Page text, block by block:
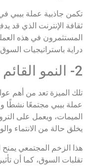
تكمن جاذبية عملة بيبي
ثقافة الإنترنت الذي قد
المستثمرون في هذه
دراية باستراتيجيات
2- النمو القائم على المجتمع
تلك الميزة تعد من أهم
عملة بيبي مجتمعًا نشطًا
الميمات، ويعمل على
يخلق حالة من الانتماء
هذا الزخم المجتمعي
تقلبات السوق، كما أن